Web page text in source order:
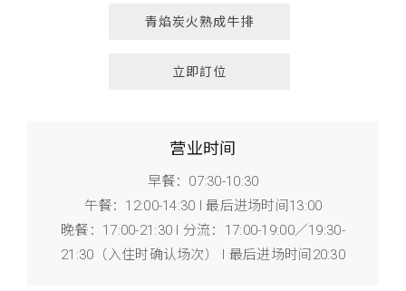
青焰炭火熟成牛排
立即訂位
营业时间
早餐：07:30-10:30
午餐：12:00-14:30 l 最后进场时间13:00
晚餐：17:00-21:30 l 分流：17:00-19:00／19:30-
21:30（入住时确认场次） l 最后进场时间20:30